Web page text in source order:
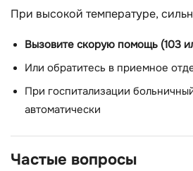
При высокой температуре,
Вызовите скорую помощь (103
Или обратитесь в приемное
При госпитализации
автоматически
Частые вопросы